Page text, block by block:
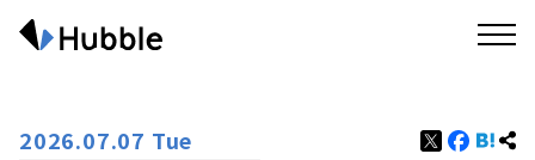
2026.07.07 Tue